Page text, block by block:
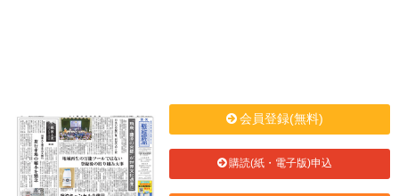
会員登録(無料)
購読(紙・電子版)申込